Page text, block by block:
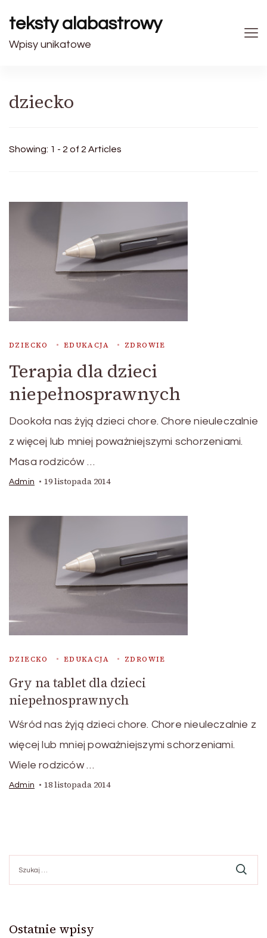
teksty alabastrowy
Wpisy unikatowe
dziecko
Showing: 1 - 2 of 2 Articles
DZIECKO EDUKACJA ZDROWIE
Terapia dla dzieci
niepełnosprawnych
Dookoła nas żyją dzieci chore. Chore nieuleczalnie
z więcej lub mniej poważniejszymi schorzeniami.
Masa rodziców …
Admin 19 listopada 2014
DZIECKO EDUKACJA ZDROWIE
Gry na tablet dla dzieci
niepełnosprawnych
Wśród nas żyją dzieci chore. Chore nieuleczalnie z
więcej lub mniej poważniejszymi schorzeniami.
Wiele rodziców …
Admin 18 listopada 2014
Ostatnie wpisy